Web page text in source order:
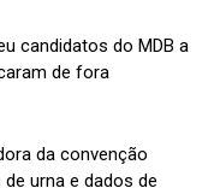
candidatos do MDB a
de fora
da convenção
urna e dados de